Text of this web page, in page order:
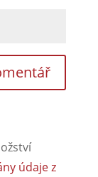
údaje z